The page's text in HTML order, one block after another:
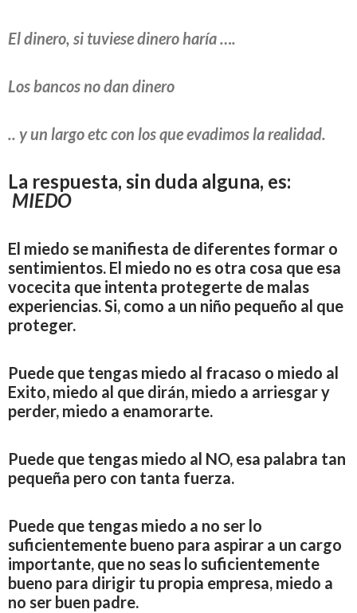
El dinero, si tuviese dinero haría ….
Los bancos no dan dinero
.. y un largo etc con los que evadimos la realidad.
La respuesta, sin duda alguna, es:
MIEDO
El miedo se manifiesta de diferentes formar o
sentimientos. El miedo no es otra cosa que esa
vocecita que intenta protegerte de malas
experiencias. Si, como a un niño pequeño al que
proteger.
Puede que tengas miedo al fracaso o miedo al
Exito, miedo al que dirán, miedo a arriesgar y
perder, miedo a enamorarte.
Puede que tengas miedo al NO, esa palabra tan
pequeña pero con tanta fuerza.
Puede que tengas miedo a no ser lo
suficientemente bueno para aspirar a un cargo
importante, que no seas lo suficientemente
bueno para dirigir tu propia empresa, miedo a
no ser buen padre.